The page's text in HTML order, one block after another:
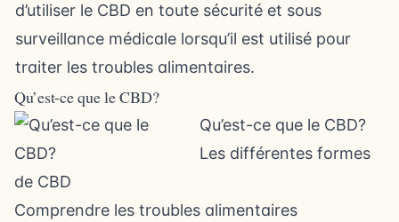
d’utiliser le CBD en toute sécurité et sous
surveillance médicale lorsqu’il est utilisé pour
traiter les troubles alimentaires.
Qu’est-ce que le CBD?
Qu’est-ce que le CBD?
Les différentes formes
de CBD
Comprendre les troubles alimentaires